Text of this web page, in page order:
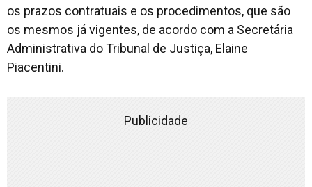
os prazos contratuais e os procedimentos, que são
os mesmos já vigentes, de acordo com a Secretária
Administrativa do Tribunal de Justiça, Elaine
Piacentini.
Publicidade